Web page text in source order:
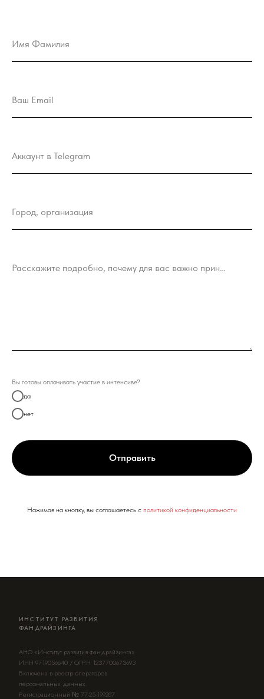
Имя Фамилия
Ваш Email
Аккаунт в Telegram
Город, организация
Расскажите подробно, почему для вас важно принять участие в интенсиве
Вы готовы оплачивать участие в интенсиве?
да
нет
Отправить
Нажимая на кнопку, вы соглашаетесь c политикой конфиденциальности
ИНСТИТУТ РАЗВИТИЯ
ФАНДРАЙЗИНГА
АНО «Институт развития фандрайзинга»
ИНН 9719056640 / ОГРН 1237700673693
Включена в реестр операторов
персональных данных.
Регистрационный № 77-25-199287